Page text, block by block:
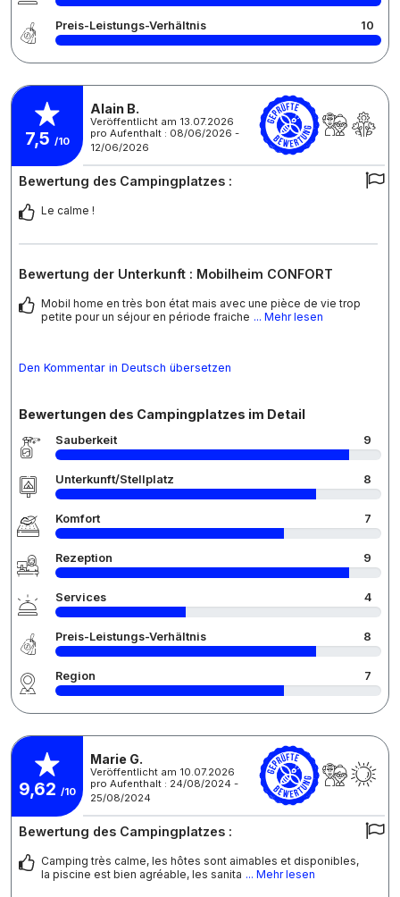
Preis-Leistungs-Verhältnis 10
7,5 /10
Alain B.
Veröffentlicht am 13.07.2026
pro Aufenthalt : 08/06/2026 -
12/06/2026
Bewertung des Campingplatzes :
Le calme !
Bewertung der Unterkunft : Mobilheim CONFORT
Mobil home en très bon état mais avec une pièce de vie trop
petite pour un séjour en période fraiche ... Mehr lesen
Den Kommentar in Deutsch übersetzen
Bewertungen des Campingplatzes im Detail
Sauberkeit 9
Unterkunft/Stellplatz 8
Komfort 7
Rezeption 9
Services 4
Preis-Leistungs-Verhältnis 8
Region 7
9,62 /10
Marie G.
Veröffentlicht am 10.07.2026
pro Aufenthalt : 24/08/2024 -
25/08/2024
Bewertung des Campingplatzes :
Camping très calme, les hôtes sont aimables et disponibles,
la piscine est bien agréable, les sanita ... Mehr lesen